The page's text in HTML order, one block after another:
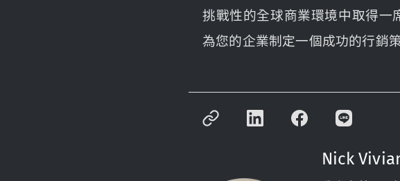
挑戰性的全球商業環境中取得一
為您的企業制定一個成功的行銷
Nick